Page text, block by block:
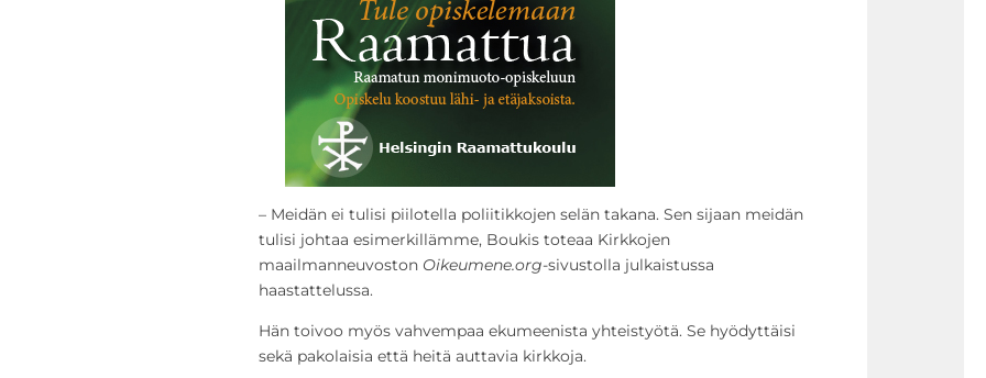
– Meidän ei tulisi piilotella poliitikkojen selän takana. Sen sijaan meidän
tulisi johtaa esimerkillämme, Boukis toteaa Kirkkojen
maailmanneuvoston Oikeumene.org-sivustolla julkaistussa
haastattelussa.
Hän toivoo myös vahvempaa ekumeenista yhteistyötä. Se hyödyttäisi
sekä pakolaisia että heitä auttavia kirkkoja.